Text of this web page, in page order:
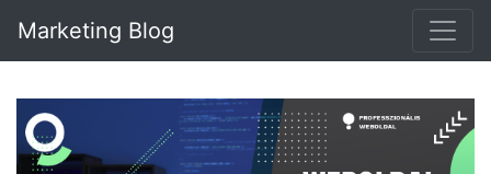
Marketing Blog